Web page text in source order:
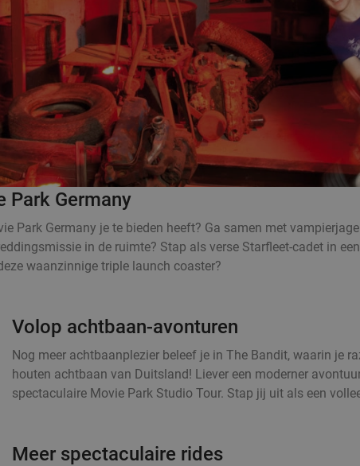
Park Germany
Park Germany je te bieden heeft? Ga samen met
in de ruimte? Stap als verse Starfleet-cadet in
waanzinnige triple launch coaster?
Volop achtbaan-avonturen
Nog meer achtbaanplezier beleef je in The Bandit, waarin je
houten achtbaan van Duitsland! Liever een moderner
spectaculaire Movie Park Studio Tour. Stap jij uit als een
Meer spectaculaire rides